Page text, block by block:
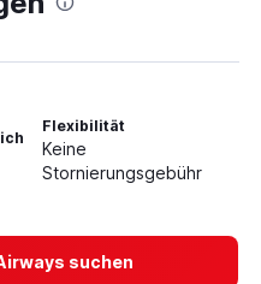
Flexibilität
Keine
Stornierungsgebühr
suchen